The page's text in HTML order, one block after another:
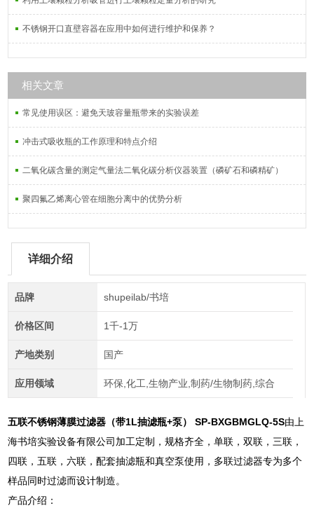
不锈钢开口直壁容器在应用中如何进行维护和保养？
相关文章
常见使用误区：避免天玻容量瓶带来的实验误差
冲击式吸收瓶的工作原理和特点介绍
二氧化碳含量的测定气量法二氧化碳分析仪器装置（磷矿石和磷精矿）
聚四氟乙烯离心管在细胞分离中的优势分析
详细介绍
品牌 shupeilab/书培
价格区间 1千-1万
产地类别 国产
应用领域 环保,化工,生物产业,制药/生物制药,综合
五联不锈钢薄膜过滤器（带1L抽滤瓶+泵） SP-BXGBMGLQ-5S由上
海书培实验设备有限公司加工定制，规格齐全，单联，双联，三联，
四联，五联，六联，配套抽滤瓶和真空泵使用，多联过滤器专为多个
样品同时过滤而设计制造。
产品介绍：